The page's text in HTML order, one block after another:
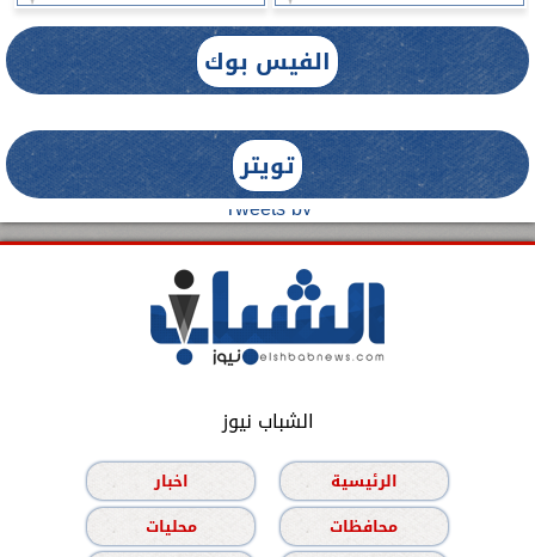
الفيس بوك
تويتر
Tweets by
الشباب نيوز
الرئيسية
اخبار
محافظات
محليات